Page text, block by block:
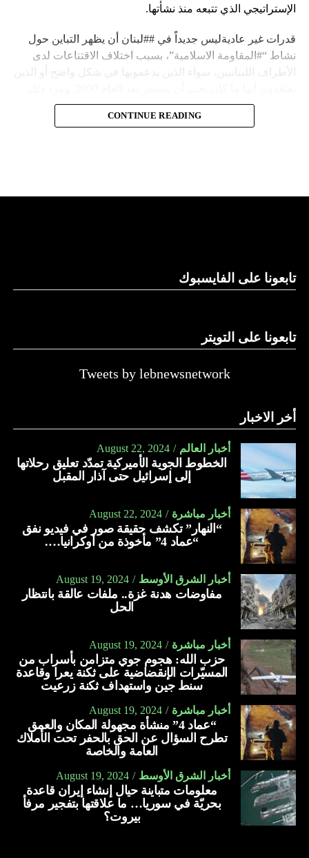
الإستراتيجي الذي تتبعه منذ نشأتها.
قدرات غير عاديةليس جديداً في ##لبنان أن يظهر التباين حول
نشاط “#المقاومة الاسلامية”، بسبب اختلاف الاقتناعات لدى
الأطراف اللبنانيين، سواء الذين يدعمونها في شكل واضح أو الذين
إلى أن المقاومة ضد الاحتلال الإسرائيلي لم تكن يوماً محط
إجماع داخلي، وإن كانت القوى اللبنانية المؤمنة بالصراع ضد
النهار
CONTINUE READING
تابعونا على الفايسبوك
تابعونا على التويتر
Tweets by lebnewsnetwork
أخر الاخبار
أخبار العالم August 22, 2024
الخطوط الجوية الأميركية تمدّد تعليق رحلاتها
إلى إسرائيل حتى آذار المقبل
أخبار مباشرة August 22, 2024
“النهار” تكشف حقيقة صور في فيديو نفق
“عماد 4” مأخوذة من أوكرانيا….
أخبار الشرق الأوسط August 19, 2024
مفاوضات هدنة غزة.. ملفات عالقة بانتظار
الحل
أخبار مباشرة August 19, 2024
حزب الله: هجوم جوي متزامن بأسراب من
المسيّرات الإنقضاضية على ثكنة يعرا وقاعدة
سنط جين واستهداف ثكنة زرعيت
أخبار مباشرة August 19, 2024
“عماد 4” منشأة مجهولة المكان والعمق
تطرح السؤال عن الحق بالحفر تحت الأملاك
العامة والخاصة
أخبار الشرق الأوسط August 19, 2024
معلومات متباينة حيال إنشاء إيران قاعدة
بحريّة في سوريا… ما علاقتها بتفجير مرفأ
بيروت؟